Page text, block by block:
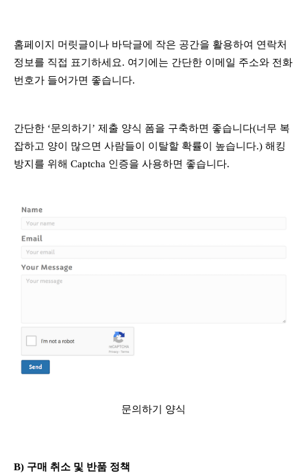
홈페이지 머릿글이나 바닥글에 작은 공간을 활용하여 연락처
정보를 직접 표기하세요. 여기에는 간단한 이메일 주소와 전화
번호가 들어가면 좋습니다.
간단한 ‘문의하기’ 제출 양식 폼을 구축하면 좋습니다(너무 복
잡하고 양이 많으면 사람들이 이탈할 확률이 높습니다.) 해킹
방지를 위해 Captcha 인증을 사용하면 좋습니다.
문의하기 양식
B) 구매 취소 및 반품 정책